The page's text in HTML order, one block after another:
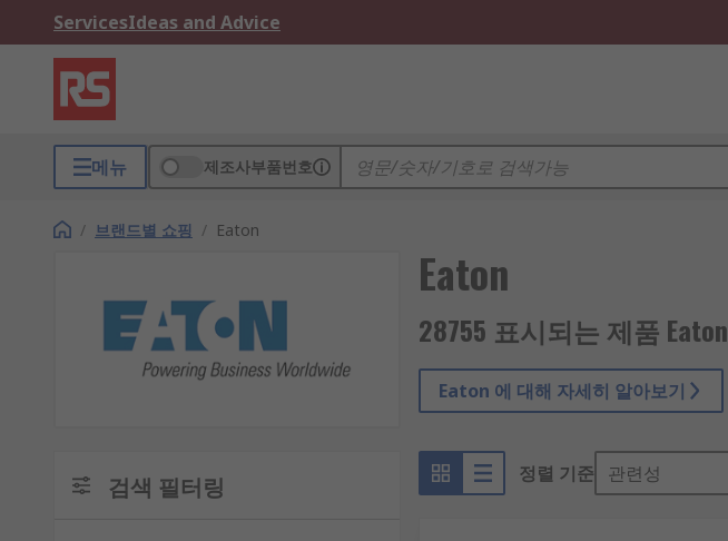
ServicesIdeas and Advice
메뉴 제조사부품번호
/ 브랜드별 쇼핑 / Eaton
Eaton
28755 표시되는 제품 Eaton
Eaton 에 대해 자세히 알아보기
검색 필터링 정렬 기준 관련성